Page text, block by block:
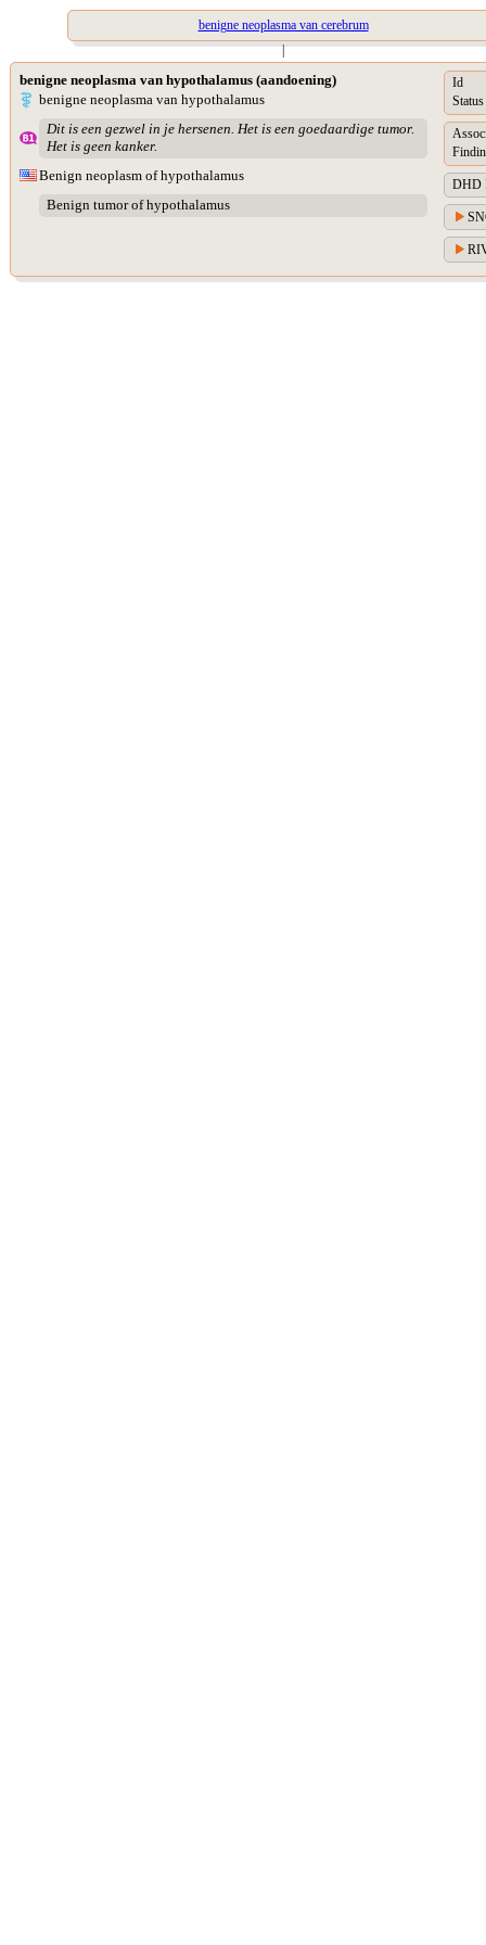
benigne neoplasma van cerebrum
|
benigne neoplasma van hypothalamus (aandoening)
benigne neoplasma van hypothalamus
Dit is een gezwel in je hersenen. Het is een goedaardige tumor.
Het is geen kanker.
Benign neoplasm of hypothalamus
Benign tumor of hypothalamus
Id
Status
DHD